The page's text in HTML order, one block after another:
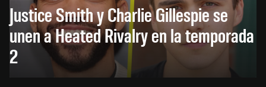
Justice Smith y Charlie Gillespie se
unen a Heated Rivalry en la temporada
2